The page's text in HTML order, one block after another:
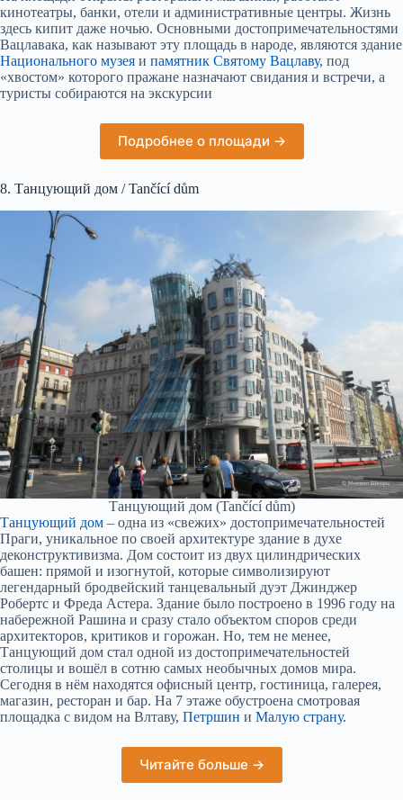
кинотеатры, банки, отели и административные центры. Жизнь
здесь кипит даже ночью. Основными достопримечательностями
Вацлавака, как называют эту площадь в народе, являются здание
Национального музея и памятник Святому Вацлаву, под
«хвостом» которого пражане назначают свидания и встречи, а
туристы собираются на экскурсии
Подробнее о площади →
8. Танцующий дом / Tančící dům
Танцующий дом (Tančící dům)
Танцующий дом – одна из «свежих» достопримечательностей
Праги, уникальное по своей архитектуре здание в духе
деконструктивизма. Дом состоит из двух цилиндрических
башен: прямой и изогнутой, которые символизируют
легендарный бродвейский танцевальный дуэт Джинджер
Робертс и Фреда Астера. Здание было построено в 1996 году на
набережной Рашина и сразу стало объектом споров среди
архитекторов, критиков и горожан. Но, тем не менее,
Танцующий дом стал одной из достопримечательностей
столицы и вошёл в сотню самых необычных домов мира.
Сегодня в нём находятся офисный центр, гостиница, галерея,
магазин, ресторан и бар. На 7 этаже обустроена смотровая
площадка с видом на Влтаву, Петршин и Малую страну.
Читайте больше →